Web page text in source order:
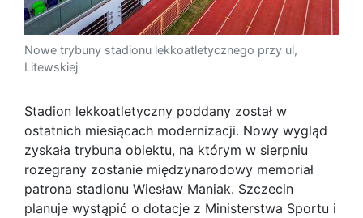
Nowe trybuny stadionu lekkoatletycznego przy ul,
Litewskiej
Stadion lekkoatletyczny poddany został w
ostatnich miesiącach modernizacji. Nowy wygląd
zyskała trybuna obiektu, na którym w sierpniu
rozegrany zostanie międzynarodowy memoriał
patrona stadionu Wiesław Maniak. Szczecin
planuje wystąpić o dotacje z Ministerstwa Sportu i